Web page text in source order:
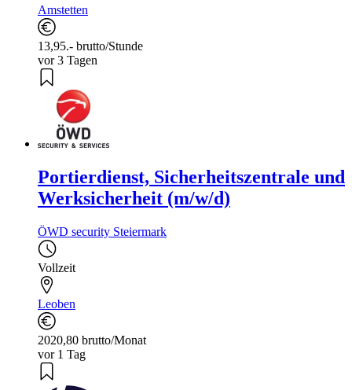
Amstetten
13,95.- brutto/Stunde
vor 3 Tagen
Portierdienst, Sicherheitszentrale und
Werksicherheit (m/w/d)
ÖWD security Steiermark
Vollzeit
Leoben
2020,80 brutto/Monat
vor 1 Tag